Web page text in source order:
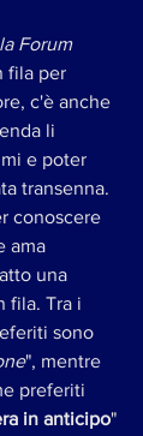
Forum
fila per
c'è anche
li
e poter
transenna.
conoscere
ama
una
fila. Tra i
sono
", mentre
preferiti
in anticipo"